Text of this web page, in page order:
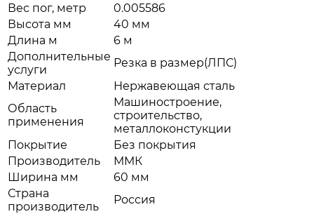
Вес пог, метр
0.005586
Высота мм
40 мм
Длина м
6 м
Дополнительные
услуги
Резка в размер(ЛПС)
Материал
Нержавеющая сталь
Область
применения
Машиностроение,
строительство,
металлоконстукции
Покрытие
Без покрытия
Производитель
ММК
Ширина мм
60 мм
Страна
производитель
Россия